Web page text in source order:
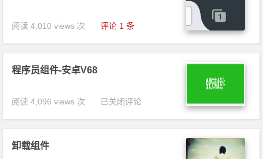
阅读 4,010 views 次 评论 1 条
程序员组件-安卓V68
阅读 4,096 views 次
程序员组件-
已关闭评论
卸载组件